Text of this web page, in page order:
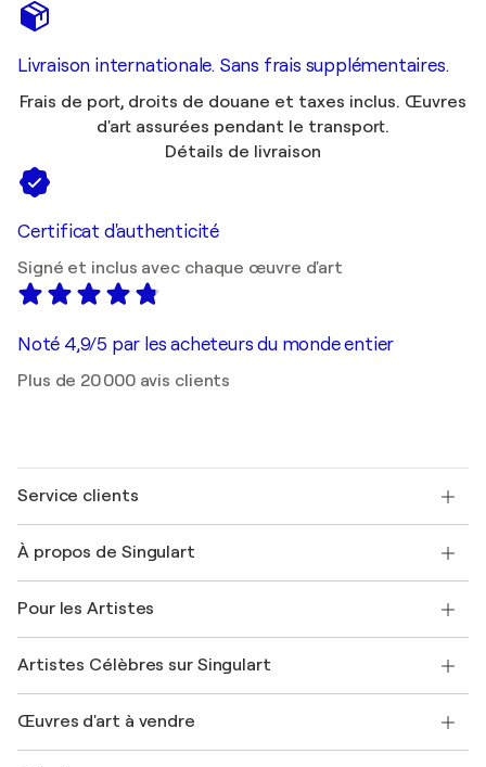
Livraison internationale. Sans frais supplémentaires.
Frais de port, droits de douane et taxes inclus. Œuvres
d'art assurées pendant le transport.
Détails de livraison
Certificat d'authenticité
Signé et inclus avec chaque œuvre d'art
Noté 4,9/5 par les acheteurs du monde entier
Plus de 20 000 avis clients
Service clients
Expédition
Offrir une carte cadeau
Rejoignez notre programme commercial
Mon compte
+33 1 76 44 06 42
À propos de Singulart
FAQ
Magazine Singulart
Emplois
Découvrez une sélection d'art original
Pour les Artistes
Se connecter en tant qu'Artiste
Artistes Célèbres sur Singulart
Marc Chagall
Œuvres d'art à vendre